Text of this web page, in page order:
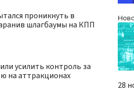
проникнуть в
шлагбаумы на КПП
усилить контроль за
на аттракционах
28